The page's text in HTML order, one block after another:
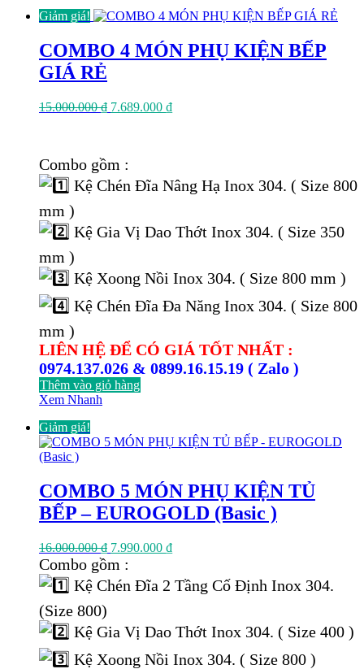
Giảm giá!
COMBO 4 MÓN PHỤ KIỆN BẾP
GIÁ RẺ
15.000.000₫ Giá
7.689.000 ₫Giá
Combo gồm :
Kệ Chén Đĩa Nâng Hạ Inox 304. ( Size 800
mm )
Kệ Gia Vị Dao Thớt Inox 304. ( Size 350
mm )
Kệ Xoong Nồi Inox 304. ( Size 800 mm )
Kệ Chén Đĩa Đa Năng Inox 304. ( Size 800
mm )
LIÊN HỆ ĐỂ CÓ GIÁ TỐT NHẤT :
0974.137.026 & 0899.16.15.19 ( Zalo )
Thêm vào giỏ hàng
Xem Nhanh
Giảm giá!
COMBO 5 MÓN PHỤ KIỆN TỦ
BẾP – EUROGOLD (Basic )
16.000.000₫ Giá
gốc
16.000.000 ₫.
7.990.000 ₫Giá
là:
Combo gồm :
Kệ Chén Đĩa 2 Tầng Cố Định Inox 304.
(Size 800)
Kệ Gia Vị Dao Thớt Inox 304. ( Size 400 )
Kệ Xoong Nồi Inox 304. ( Size 800 )